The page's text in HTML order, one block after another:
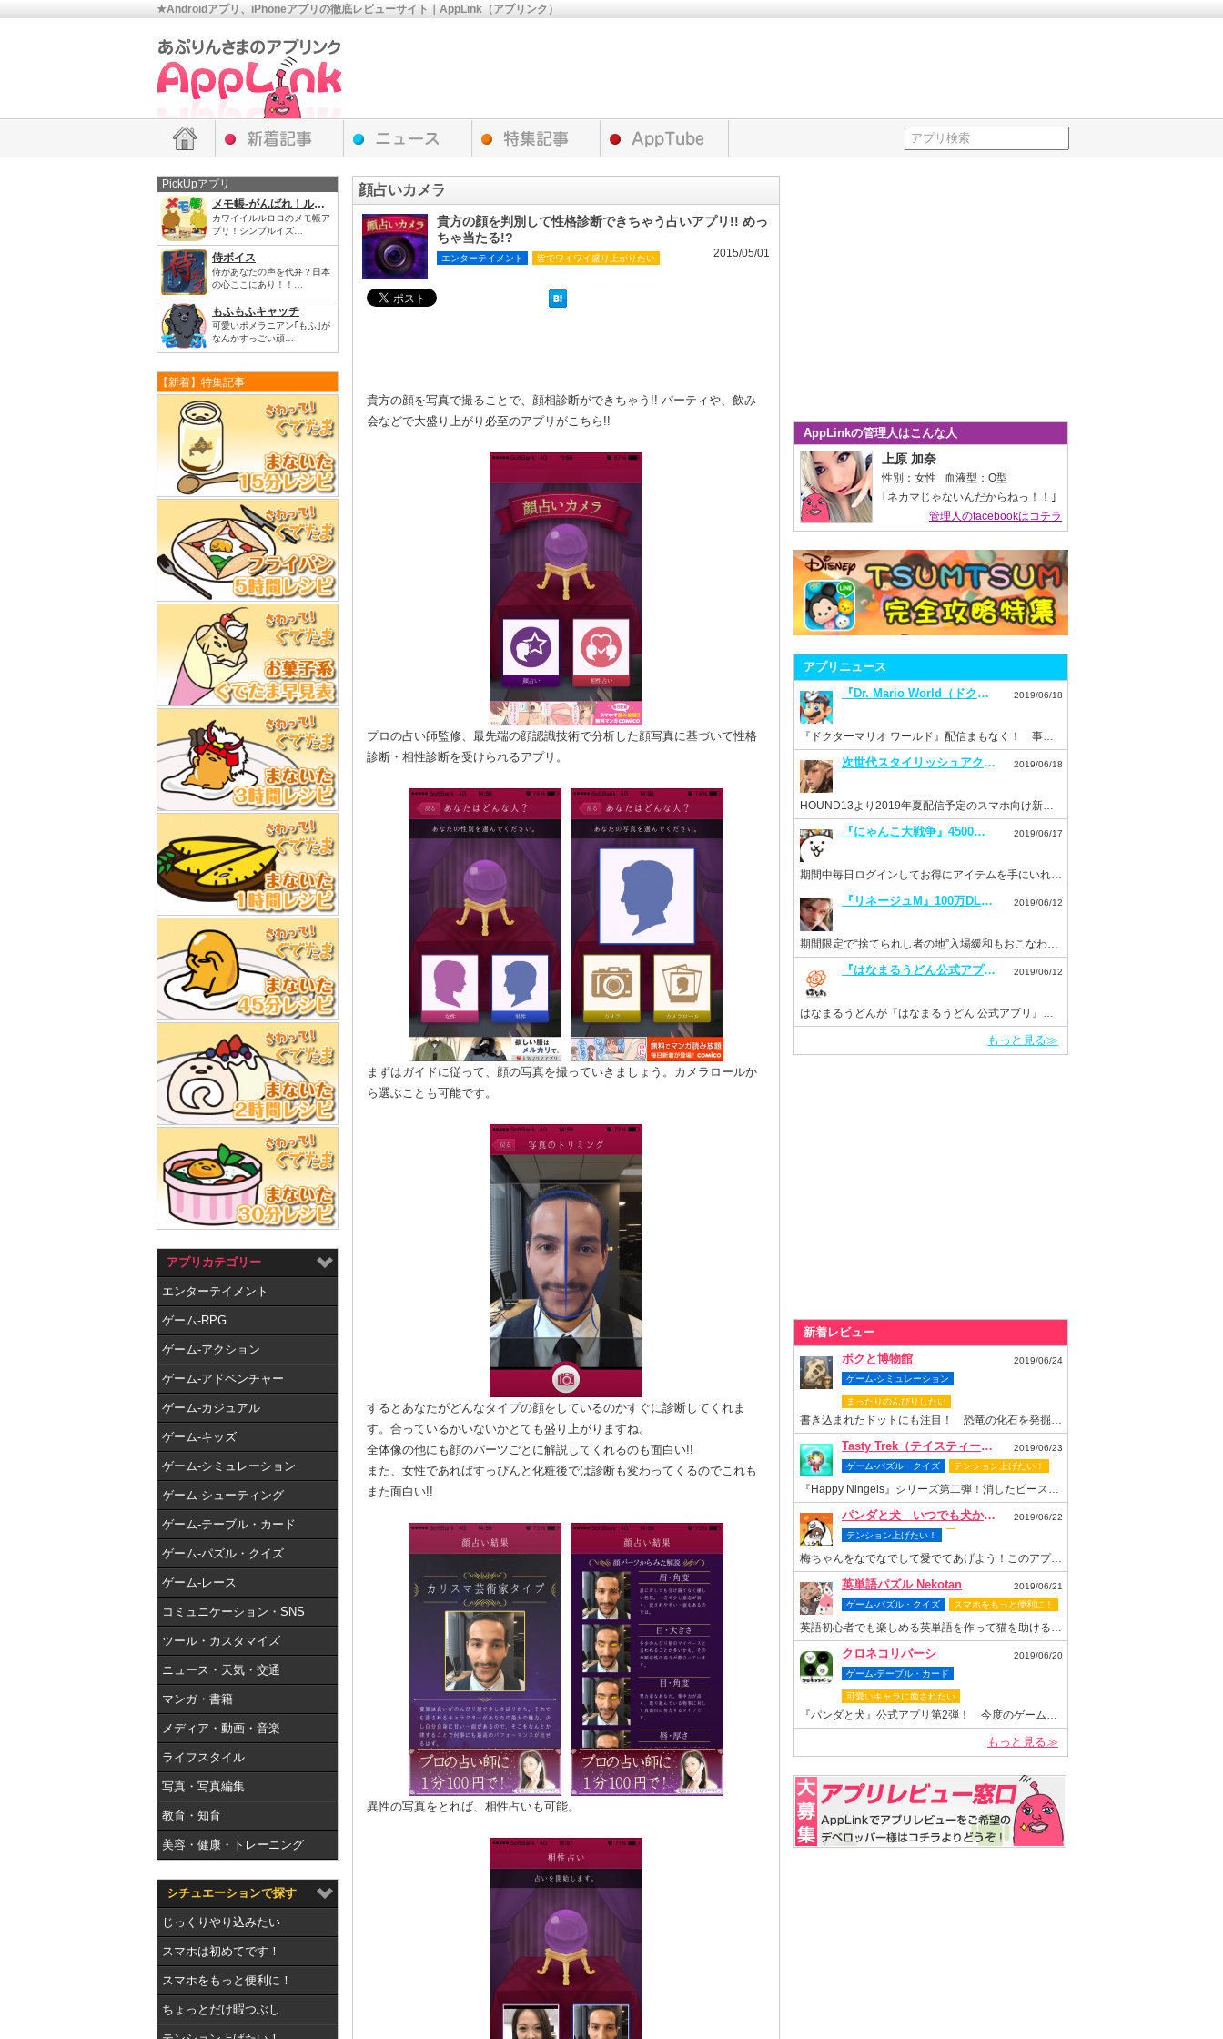
★Androidアプリ、iPhoneアプリの徹底レビューサイト｜AppLink（アプリンク）
PickUpアプリ
メモ帳‐がんばれ！ルルロロ
カワイイルルロロのメモ帳ア
プリ！シンプルイズ…
侍ボイス
侍があなたの声を代弁？日本
の心ここにあり！！…
もふもふキャッチ
可愛いポメラニアン｢もふ｣が
なんかすっごい頑…
【新着】特集記事
アプリカテゴリー
エンターテイメント
ゲーム-RPG
ゲーム-アクション
ゲーム-アドベンチャー
ゲーム-カジュアル
ゲーム-キッズ
ゲーム-シミュレーション
ゲーム-シューティング
ゲーム-テーブル・カード
ゲーム-パズル・クイズ
ゲーム-レース
コミュニケーション・SNS
ツール・カスタマイズ
ニュース・天気・交通
マンガ・書籍
メディア・動画・音楽
ライフスタイル
写真・写真編集
教育・知育
美容・健康・トレーニング
シチュエーションで探す
じっくりやり込みたい
スマホは初めてです！
スマホをもっと便利に！
ちょっとだけ暇つぶし
顔占いカメラ
貴方の顔を判別して性格診断できちゃう占いアプリ!! めっ
ちゃ当たる!?
エンターテイメント 皆でワイワイ盛り上がりたい 2015/05/01
貴方の顔を写真で撮ることで、顔相診断ができちゃう!! パーティや、飲み
会などで大盛り上がり必至のアプリがこちら!!
プロの占い師監修、最先端の顔認識技術で分析した顔写真に基づいて性格
診断・相性診断を受けられるアプリ。
まずはガイドに従って、顔の写真を撮っていきましょう。カメラロールか
ら選ぶことも可能です。
するとあなたがどんなタイプの顔をしているのかすぐに診断してくれま
す。合っているかいないかとても盛り上がりますね。
全体像の他にも顔のパーツごとに解説してくれるのも面白い!!
また、女性であればすっぴんと化粧後では診断も変わってくるのでこれも
また面白い!!
異性の写真をとれば、相性占いも可能。
AppLinkの管理人はこんな人
上原 加奈
性別：女性 血液型：O型
｢ネカマじゃないんだからねっ！！｣
管理人のfacebookはコチラ
アプリニュース
『Dr. Mario World（ドクターマリオ ワールド）』7月10日配信決定！事前登録もスタート！
2019/06/18
『ドクターマリオ ワールド』配信まもなく！ 事前登録を済ませておこう！
次世代スタイリッシュアクション『ハンドレッドソウル』事前登録スタート！ 2019/06/18
HOUND13より2019年夏配信予定のスマホ向け新作ゲーム『ハンドレッドソウル』事前登録開始
『にゃんこ大戦争』4500万DL突破記念イベントを開催。毎日ログインでネコカン20個もらえる！ 2019/06/17
期間中毎日ログインしてお得にアイテムを手にいれよう！
『リネージュM』100万DL突破を記念して“ドラゴンのサファイア”などを配布。新イベント“Versus”も開催！ 2019/06/12
期間限定で“捨てられし者の地”入場緩和もおこなわれる。
『はなまるうどん公式アプリ』がリニューアルして6月11日より配信開始！ 2019/06/12
はなまるうどんが『はなまるうどん 公式アプリ』をInsight Coreで開発
もっと見る≫
新着レビュー
ボクと博物館
2019/06/24
ゲーム-シミュレーション
まったりのんびりしたい
書き込まれたドットにも注目！ 恐竜の化石を発掘して博物館を再建しよう
Tasty Trek（テイスティー・トレック）
2019/06/23
ゲーム-パズル・クイズ
テンション上げたい！
『Happy Ningels』シリーズ第二弾！消したピースでスロットも回せちゃう爽快感抜群のなぞりパズルゲーム！
パンダと犬 いつでも犬かわいーぬ
2019/06/22
テンション上げたい！
梅ちゃんをなでなでして愛でてあげよう！このアプリがあれば梅ちゃんといつまでもいっしょ！
英単語パズル Nekotan
2019/06/21
ゲーム-パズル・クイズ
スマホをもっと便利に！
英語初心者でも楽しめる英単語を作って猫を助ける可愛いパズルゲーム
クロネコリバーシ
2019/06/20
ゲーム-テーブル・カード
可愛いキャラに癒されたい
『パンダと犬』公式アプリ第2弾！ 今度のゲームは“クロネコヤマモト”が主役のリバーシゲーム！
もっと見る≫